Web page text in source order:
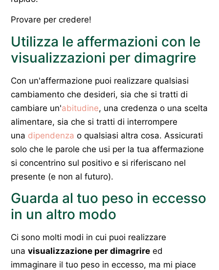
Provare per credere!
Utilizza le affermazioni con le
visualizzazioni per dimagrire
Con un'affermazione puoi realizzare qualsiasi
cambiamento che desideri, sia che si tratti di
cambiare un'abitudine, una credenza o una scelta
alimentare, sia che si tratti di interrompere
una dipendenza o qualsiasi altra cosa. Assicurati
solo che le parole che usi per la tua affermazione
si concentrino sul positivo e si riferiscano nel
presente (e non al futuro).
Guarda al tuo peso in eccesso
in un altro modo
Ci sono molti modi in cui puoi realizzare
una visualizzazione per dimagrire ed
immaginare il tuo peso in eccesso, ma mi piace